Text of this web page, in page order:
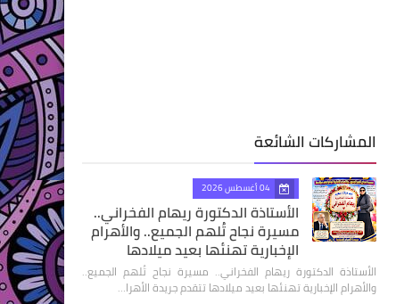
المشاركات الشائعة
04 أغسطس 2026
الأستاذة الدكتورة ريهام الفخراني..
مسيرة نجاح تُلهم الجميع.. والأهرام
الإخبارية تهنئها بعيد ميلادها
الأستاذة الدكتورة ريهام الفخراني.. مسيرة نجاح تُلهم الجميع..
والأهرام الإخبارية تهنئها بعيد ميلادها تتقدم جريدة الأهرا…